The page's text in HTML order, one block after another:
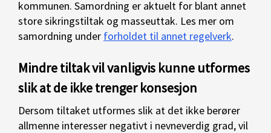
kommunen. Samordning er aktuelt for blant annet
store sikringstiltak og masseuttak. Les mer om
samordning under forholdet til annet regelverk.
Mindre tiltak vil vanligvis kunne utformes
slik at de ikke trenger konsesjon
Dersom tiltaket utformes slik at det ikke berører
allmenne interesser negativt i nevneverdig grad, vil